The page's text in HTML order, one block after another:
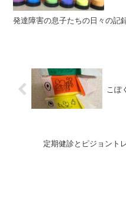
発達障害の息子たちの日々の記
こぽ
定期健診とピジョント